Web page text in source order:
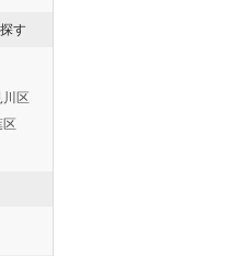
県
府
す
区
区